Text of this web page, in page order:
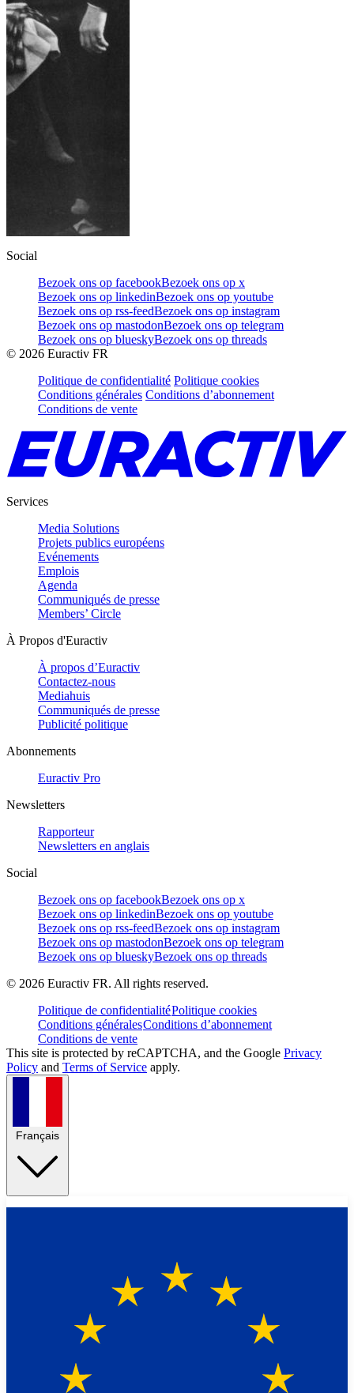
Social
Bezoek ons op facebookBezoek ons op x
Bezoek ons op linkedinBezoek ons op youtube
Bezoek ons op rss-feedBezoek ons op instagram
Bezoek ons op mastodonBezoek ons op telegram
Bezoek ons op blueskyBezoek ons op threads
© 2026 Euractiv FR
Politique de confidentialité Politique cookies
Conditions générales Conditions d’abonnement
Conditions de vente
Services
Media Solutions
Projets publics européens
Evénements
Emplois
Agenda
Communiqués de presse
Members’ Circle
À Propos d'Euractiv
À propos d’Euractiv
Contactez-nous
Mediahuis
Communiqués de presse
Publicité politique
Abonnements
Euractiv Pro
Newsletters
Rapporteur
Newsletters en anglais
Social
Bezoek ons op facebookBezoek ons op x
Bezoek ons op linkedinBezoek ons op youtube
Bezoek ons op rss-feedBezoek ons op instagram
Bezoek ons op mastodonBezoek ons op telegram
Bezoek ons op blueskyBezoek ons op threads
© 2026 Euractiv FR. All rights reserved.
Politique de confidentialitéPolitique cookies
Conditions généralesConditions d’abonnement
Conditions de vente
This site is protected by reCAPTCHA, and the Google Privacy
Policy and Terms of Service apply.
Français